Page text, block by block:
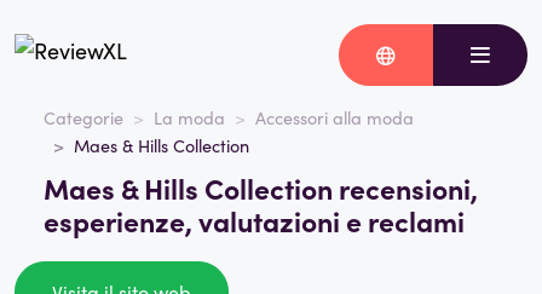
Categorie La moda
Accessori alla moda
Maes & Hills Collection
Maes & Hills Collection recensioni,
esperienze, valutazioni e reclami